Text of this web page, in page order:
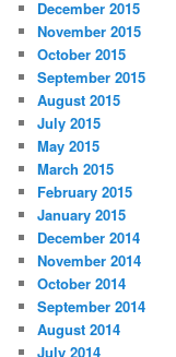
December 2015
November 2015
October 2015
September 2015
August 2015
July 2015
May 2015
March 2015
February 2015
January 2015
December 2014
November 2014
October 2014
September 2014
August 2014
July 2014